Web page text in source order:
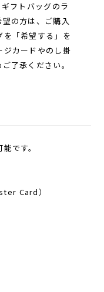
フトバッグのラ
の方は、ご購入
「希望する」を
ジカードやのし掛
了承ください。
です。
Card）